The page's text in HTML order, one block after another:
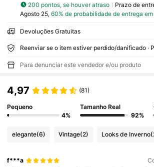
200 pontos, se houver atraso Prazo de
Agosto 25, 60% de probabilidade de entrega
Devoluções Gratuitas
Para denunciar este vendedor e/ou produto
4,97 (81)
Pequeno
4%
Tamanho Real
92%
elegante(6) Vintage(2) Looks de Inverno
f***a